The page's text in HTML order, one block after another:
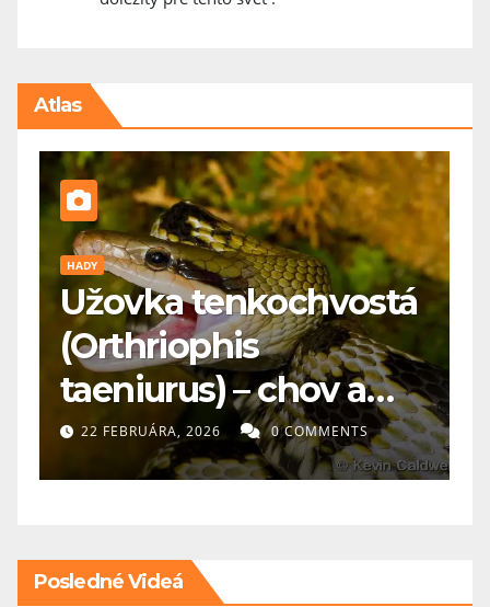
Atlas
HADY
Užovka tenkochvostá
(Orthriophis
taeniurus) – chov a
starostlivosť
22 FEBRUÁRA, 2026 0 COMMENTS
Posledné Videá